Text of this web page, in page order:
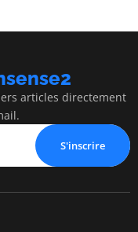
articles directement
S'inscrire